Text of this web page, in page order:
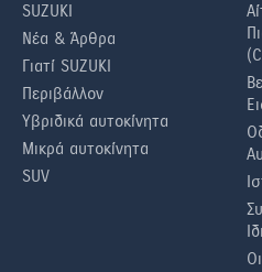
SUZUKI
Νέα & Άρθρα
Γιατί SUZUKI
Περιβάλλον
Υβριδικά αυτοκίνητα
Μικρά αυτοκίνητα
SUV